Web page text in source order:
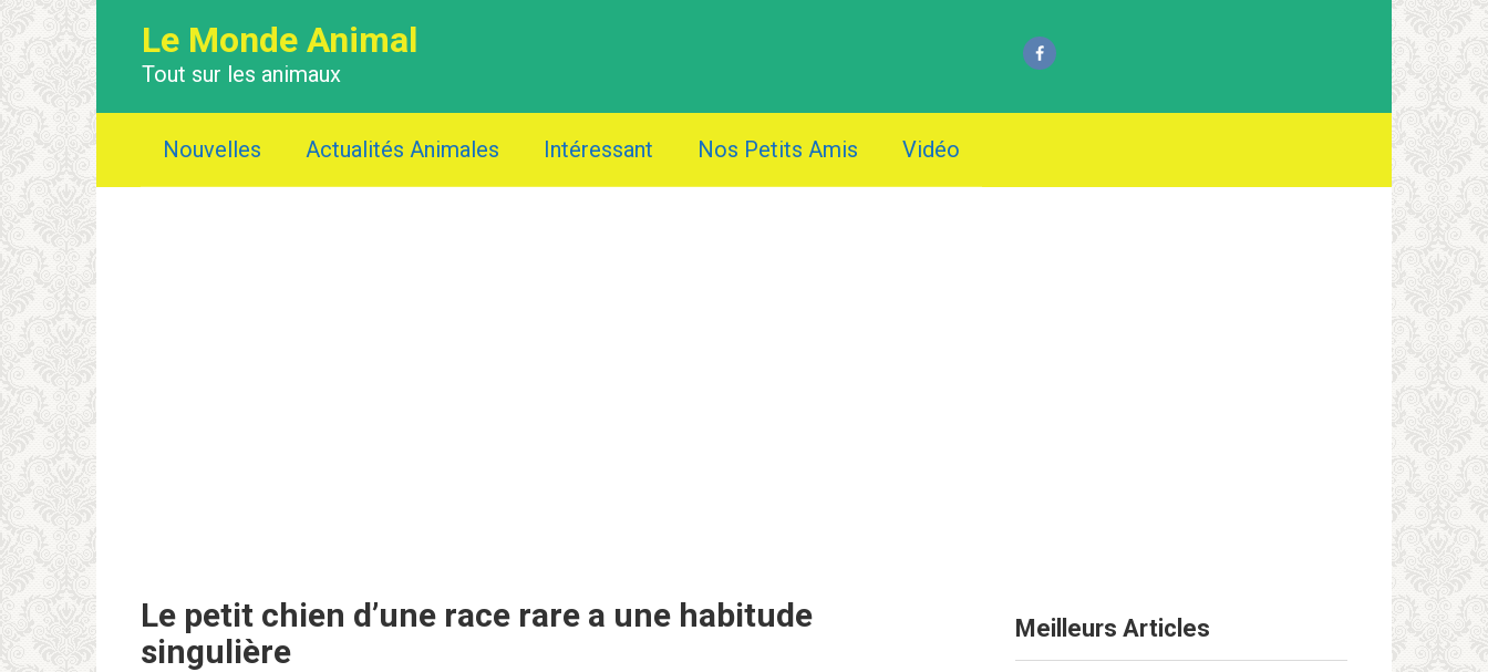
Le Monde Animal
Tout sur les animaux
Nouvelles Actualités Animales Intéressant Nos Petits Amis Vidéo
Le petit chien d’une race rare a une habitude
singulière
Meilleurs Articles